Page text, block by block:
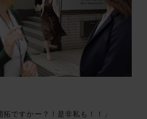
拓ですかー？！是非私も！！」